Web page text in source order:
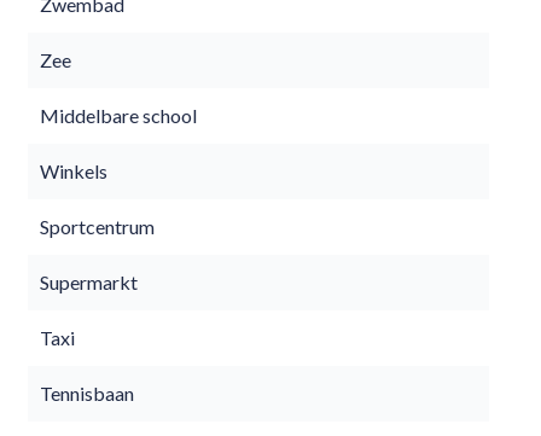
Zee
Middelbare school
Winkels
Sportcentrum
Supermarkt
Taxi
Tennisbaan